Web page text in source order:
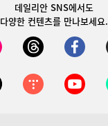
데일리안 SNS에서도
다양한 컨텐츠를 만나보세요.